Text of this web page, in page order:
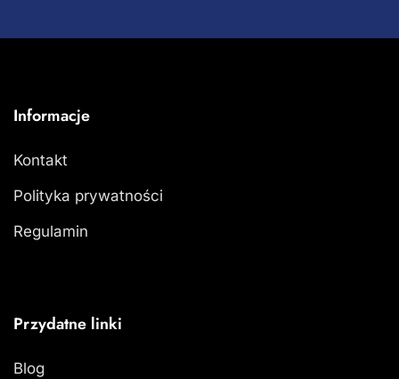
Informacje
Kontakt
Polityka prywatności
Regulamin
Przydatne linki
Blog